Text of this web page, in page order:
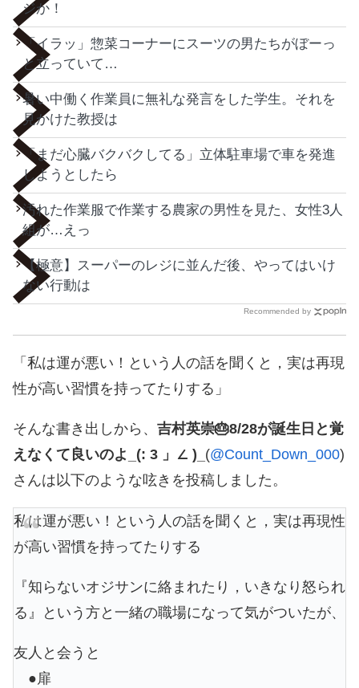
ジか！
「イラッ」惣菜コーナーにスーツの男たちがぼーっ
と立っていて…
暑い中働く作業員に無礼な発言をした学生。それを
見かけた教授は
「まだ心臓バクバクしてる」立体駐車場で車を発進
しようとしたら
汚れた作業服で作業する農家の男性を見た、女性3人
組が…えっ
【極意】スーパーのレジに並んだ後、やってはいけ
ない行動は
Recommended by
「私は運が悪い！という人の話を聞くと，実は再現
性が高い習慣を持ってたりする」
そんな書き出しから、 吉村英崇🎂8/28が誕生日と覚
えなくて良いのよ_(: 3 」∠ )_ (@Count_Down_000)
さんは以下のような呟きを投稿しました。
私は運が悪い！という人の話を聞くと，実は再現性
が高い習慣を持ってたりする
『知らないオジサンに絡まれたり，いきなり怒られ
る』という方と一緒の職場になって気がついたが、
友人と会うと
●扉